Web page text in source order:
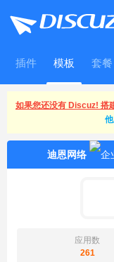
插件 模板 套餐
WitFrame
如果您还没有 Discuz! 搭
迪恩网络
应用数
261